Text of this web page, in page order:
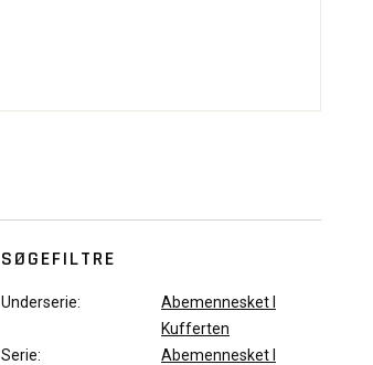
SØGEFILTRE
Underserie:
Abemennesket I
Kufferten
Serie:
Abemennesket I